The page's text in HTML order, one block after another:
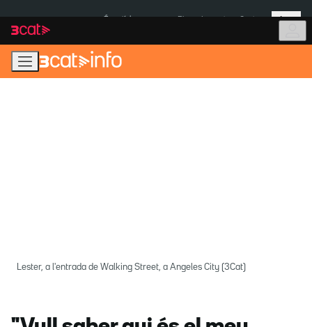
navegació
principal
contingut
Més
Lester, a l'entrada de Walking Street, a Angeles City (3Cat)